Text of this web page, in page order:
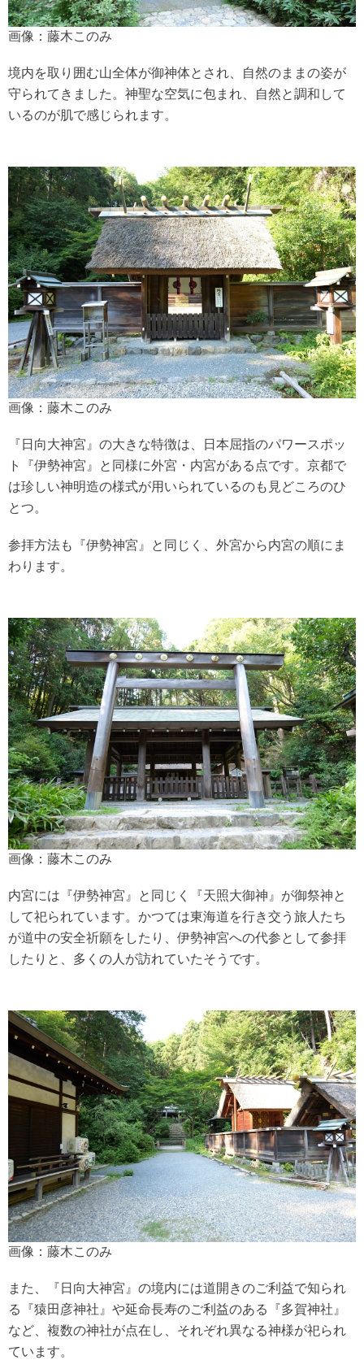
画像：藤木このみ
境内を取り囲む山全体が御神体とされ、自然のままの姿が
守られてきました。神聖な空気に包まれ、自然と調和して
いるのが肌で感じられます。
画像：藤木このみ
『日向大神宮』の大きな特徴は、日本屈指のパワースポッ
ト『伊勢神宮』と同様に外宮・内宮がある点です。京都で
は珍しい神明造の様式が用いられているのも見どころのひ
とつ。
参拝方法も『伊勢神宮』と同じく、外宮から内宮の順にま
わります。
画像：藤木このみ
内宮には『伊勢神宮』と同じく『天照大御神』が御祭神と
して祀られています。かつては東海道を行き交う旅人たち
が道中の安全祈願をしたり、伊勢神宮への代参として参拝
したりと、多くの人が訪れていたそうです。
画像：藤木このみ
また、『日向大神宮』の境内には道開きのご利益で知られ
る『猿田彦神社』や延命長寿のご利益のある『多賀神社』
など、複数の神社が点在し、それぞれ異なる神様が祀られ
ています。